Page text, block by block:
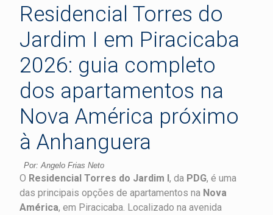
Residencial Torres do
Jardim I em Piracicaba
2026: guia completo
dos apartamentos na
Nova América próximo
à Anhanguera
Por: Angelo Frias Neto
O Residencial Torres do Jardim I, da PDG, é uma
das principais opções de apartamentos na Nova
América, em Piracicaba. Localizado na avenida